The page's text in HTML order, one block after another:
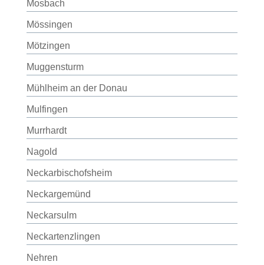
Mosbach
Mössingen
Mötzingen
Muggensturm
Mühlheim an der Donau
Mulfingen
Murrhardt
Nagold
Neckarbischofsheim
Neckargemünd
Neckarsulm
Neckartenzlingen
Nehren